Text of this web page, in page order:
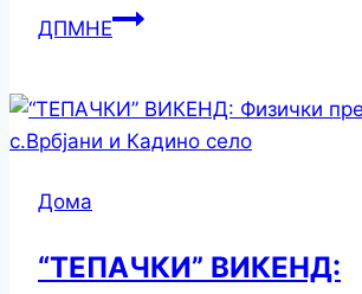
ДПМНЕ
Дома
“ТЕПАЧКИ” ВИКЕНД: